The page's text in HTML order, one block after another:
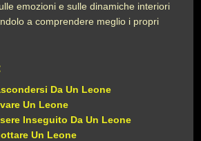
emozioni e sulle dinamiche interiori
a comprendere meglio i propri
Da Un Leone
Un Leone
Inseguito Da Un Leone
Un Leone